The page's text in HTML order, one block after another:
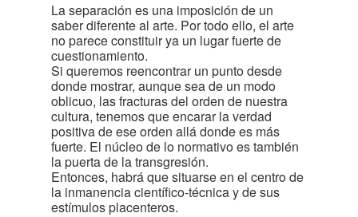
La separación es una imposición de un
saber diferente al arte. Por todo ello, el arte
no parece constituir ya un lugar fuerte de
cuestionamiento.
Si queremos reencontrar un punto desde
donde mostrar, aunque sea de un modo
oblicuo, las fracturas del orden de nuestra
cultura, tenemos que encarar la verdad
positiva de ese orden allá donde es más
fuerte. El núcleo de lo normativo es también
la puerta de la transgresión.
Entonces, habrá que situarse en el centro de
la inmanencia científico-técnica y de sus
estímulos placenteros.